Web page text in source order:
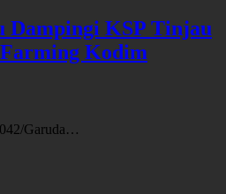
Dampingi KSP Tinjau
Kodim
Garuda…